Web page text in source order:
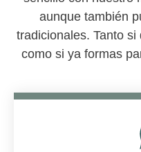
aunque también
tradicionales. Tanto
como si ya formas